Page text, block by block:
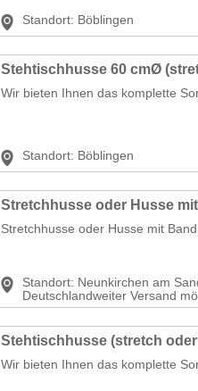
Standort: Böblingen
Stehtischhusse 60 cmØ
Wir bieten Ihnen das komplette
Standort: Böblingen
Stretchhusse oder Husse mit
Standort: Neunkirchen am
Deutschlandweiter Versand
Stehtischhusse (stretch
Wir bieten Ihnen das komplette